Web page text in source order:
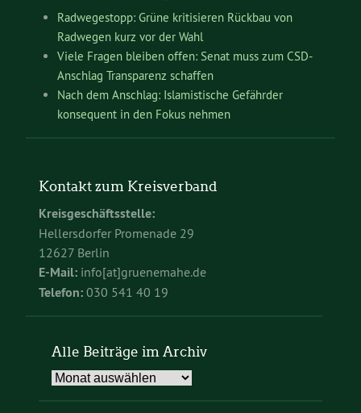
Radwegestopp: Grüne kritisieren Rückbau von
Radwegen kurz vor der Wahl
Viele Fragen bleiben offen: Senat muss zum CSD-
Anschlag Transparenz schaffen
Nach dem Anschlag: Islamistische Gefährder
konsequent in den Fokus nehmen
Kontakt zum Kreisverband
Kreisgeschäftsstelle:
Hellersdorfer Promenade 29
12627 Berlin
E-Mail: info[at]gruenemahe.de
Telefon: 030 541 40 19
Alle Beiträge im Archiv
Alle